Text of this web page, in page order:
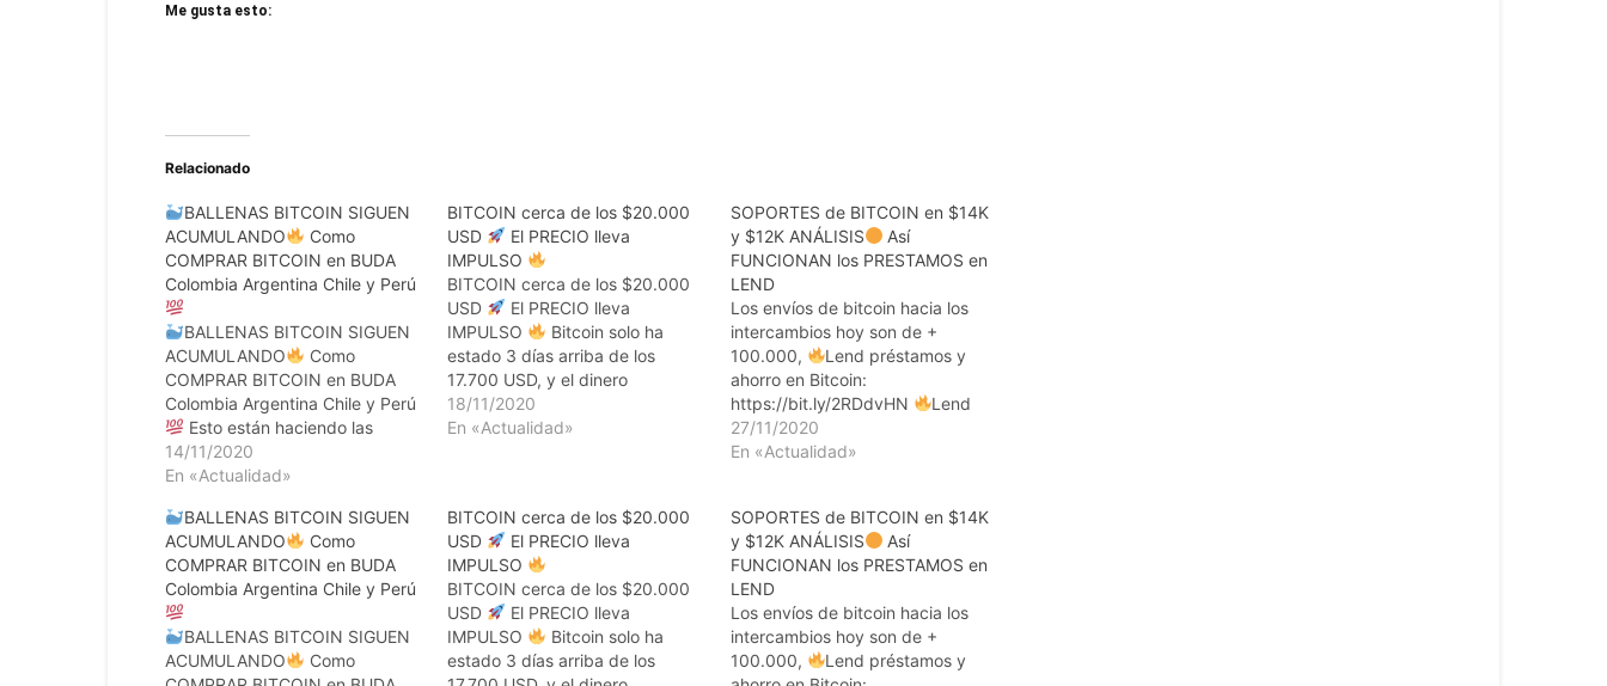
Me gusta esto:
Relacionado
BALLENAS BITCOIN SIGUEN
ACUMULANDO
Como
COMPRAR BITCOIN en BUDA
Colombia Argentina Chile y Perú
BALLENAS BITCOIN SIGUEN
ACUMULANDO
Como
COMPRAR BITCOIN en BUDA
Colombia Argentina Chile y Perú
Esto están haciendo las
ballenas…. Tutorial como
comprar bitcoin y
Chile, Colombia y Perú
en
https://buda.com/registro?
rf=UEIXT1GSX
IMPORTANTE
Comprender la COMPRA de
BITCOIN por COMPAÑÍAS en
2020
Lend préstamos y
ahorro en Bitcoin:…
14/11/2020
En «Actualidad»
BITCOIN cerca de los $20.000
USD
El PRECIO lleva
IMPULSO
BITCOIN cerca de los $20.000
USD
El PRECIO lleva
IMPULSO
Bitcoin solo ha
estado 3 días arriba de los
17.700 USD, y el dinero
institucional sigue llegando con
fuerza
IMPORTANTE
ahorro en Bitcoin:
https://bit.ly/2RDdvHN
Aplicación de…
18/11/2020
En «Actualidad»
SOPORTES de BITCOIN en $14K
y $12K ANÁLISIS
Así
FUNCIONAN los PRESTAMOS en
LEND
Los envíos de bitcoin hacia los
intercambios hoy son de +
100.000,
Lend préstamos y
ahorro en Bitcoin:
https://bit.ly/2RDdvHN
Lend
préstamos y ahorro en Bitcoin:
https://bit.ly/2RDdvHN
https://quantfury.com/es
Link
de Paxful: http://bit.ly/2RitxqJ
Lend préstamos y ahorro en
Bitcoin:
https://platform.ledn.io/join/e34c
44f... Página Web:
https://www.bitcoinycriptos.com
27/11/2020
En «Actualidad»
BALLENAS BITCOIN SIGUEN
ACUMULANDO
Como
COMPRAR BITCOIN en BUDA
Colombia Argentina Chile y Perú
BALLENAS BITCOIN SIGUEN
ACUMULANDO
Como
BITCOIN cerca de los $20.000
USD
El PRECIO lleva
IMPULSO
BITCOIN cerca de los $20.000
USD
El PRECIO lleva
IMPULSO
Bitcoin solo ha
estado 3 días arriba de los
SOPORTES de BITCOIN en $14K
y $12K ANÁLISIS
Así
FUNCIONAN los PRESTAMOS en
LEND
Los envíos de bitcoin hacia los
intercambios hoy son de +
100.000,
Lend préstamos y